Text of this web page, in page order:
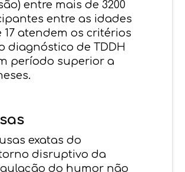
entre mais de 3200
entre as idades
17 atendem os critérios
diagnóstico de TDDH
período superior a
exatas do
disruptivo da
do humor não